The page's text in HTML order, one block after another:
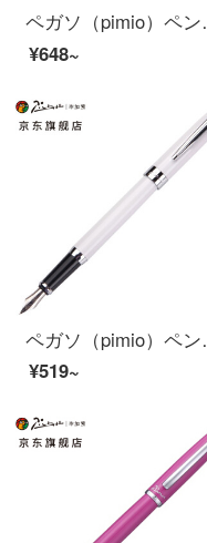
ペガソ（pimio）
¥648~
ペガソ（pimio）
¥519~